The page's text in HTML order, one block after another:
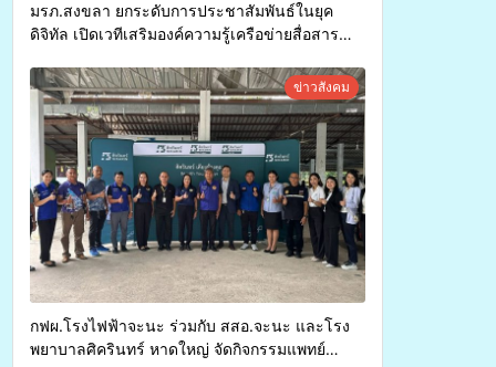
มรภ.สงขลา ยกระดับการประชาสัมพันธ์ในยุค
ดิจิทัล เปิดเวทีเสริมองค์ความรู้เครือข่ายสื่อสาร
การสร้างภาพลักษณ์ที่ดีของมหาวิทยาลัยข่าวสังคม
กฟผ.โรงไฟฟ้าจะนะ ร่วมกับ สสอ.จะนะ และโรง
พยาบาลศิครินทร์ หาดใหญ่ จัดกิจกรรมแพทย์